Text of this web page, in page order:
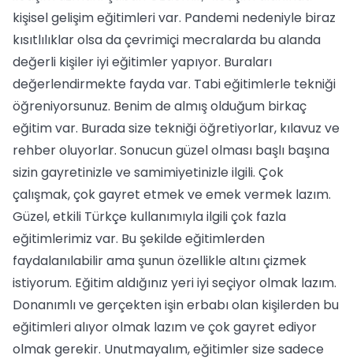
kişisel gelişim eğitimleri var. Pandemi nedeniyle biraz
kısıtlılıklar olsa da çevrimiçi mecralarda bu alanda
değerli kişiler iyi eğitimler yapıyor. Buraları
değerlendirmekte fayda var. Tabi eğitimlerle tekniği
öğreniyorsunuz. Benim de almış olduğum birkaç
eğitim var. Burada size tekniği öğretiyorlar, kılavuz ve
rehber oluyorlar. Sonucun güzel olması başlı başına
sizin gayretinizle ve samimiyetinizle ilgili. Çok
çalışmak, çok gayret etmek ve emek vermek lazım.
Güzel, etkili Türkçe kullanımıyla ilgili çok fazla
eğitimlerimiz var. Bu şekilde eğitimlerden
faydalanılabilir ama şunun özellikle altını çizmek
istiyorum. Eğitim aldığınız yeri iyi seçiyor olmak lazım.
Donanımlı ve gerçekten işin erbabı olan kişilerden bu
eğitimleri alıyor olmak lazım ve çok gayret ediyor
olmak gerekir. Unutmayalım, eğitimler size sadece